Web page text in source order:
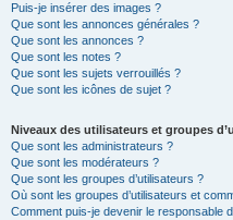
Puis-je insérer des images ?
Que sont les annonces générales ?
Que sont les annonces ?
Que sont les notes ?
Que sont les sujets verrouillés ?
Que sont les icônes de sujet ?
Niveaux des utilisateurs et groupes
Que sont les administrateurs ?
Que sont les modérateurs ?
Que sont les groupes d’utilisateurs ?
Où sont les groupes d’utilisateurs et
Comment puis-je devenir le responsable